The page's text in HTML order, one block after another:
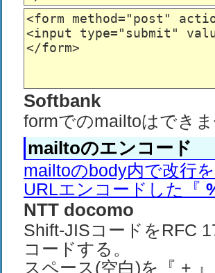
<form method="post"
<input type="submit"
Softbank
formでのmailtoはできま
mailtoのエンコード
mailtoのbody内で改行
URLエンコードした『
NTT docomo
Shift-JISコードをRFC
コードする。
スペース(空白)を『 +